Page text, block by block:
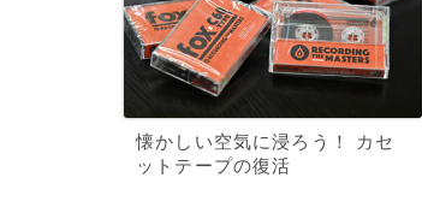
懐かしい空気に浸ろう！ カセ
ットテープの復活